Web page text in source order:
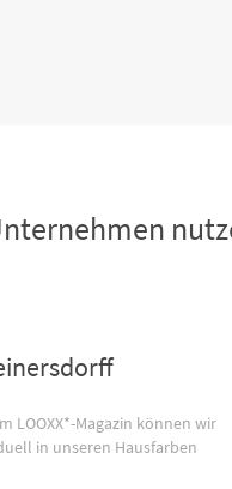
LOOXX*-Magazin können wir
in unseren Hausfarben